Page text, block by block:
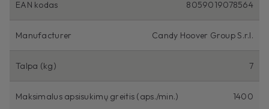
EAN kodas 8059019078564
Manufacturer Candy Hoover Group S.r.l.
Talpa (kg) 7
Maksimalus apsisukimų greitis (aps./min.) 1400